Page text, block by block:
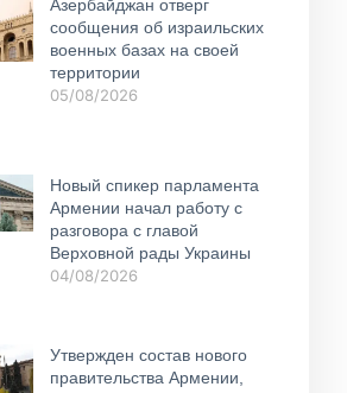
Азербайджан отверг
сообщения об израильских
военных базах на своей
территории
05/08/2026
Новый спикер парламента
Армении начал работу с
разговора с главой
Верховной рады Украины
04/08/2026
Утвержден состав нового
правительства Армении,